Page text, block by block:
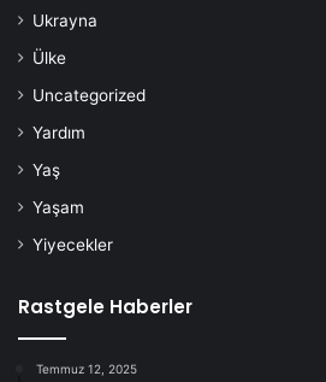
Ukrayna
Ülke
Uncategorized
Yardım
Yaş
Yaşam
Yiyecekler
Rastgele Haberler
Temmuz 12, 2025